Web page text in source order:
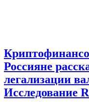
Россияне
легализации
Исследование